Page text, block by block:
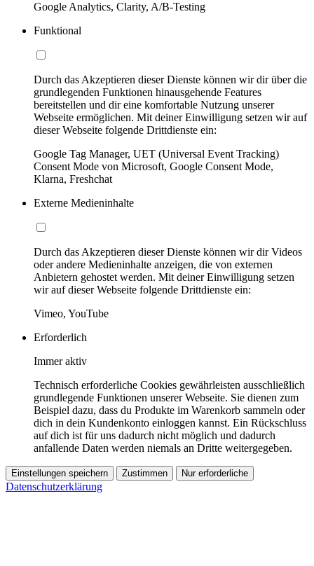
Google Analytics, Clarity, A/B-Testing
Funktional
Durch das Akzeptieren dieser Dienste können wir dir über die
grundlegenden Funktionen hinausgehende Features
bereitstellen und dir eine komfortable Nutzung unserer
Webseite ermöglichen. Mit deiner Einwilligung setzen wir auf
dieser Webseite folgende Drittdienste ein:
Google Tag Manager, UET (Universal Event Tracking)
Consent Mode von Microsoft, Google Consent Mode,
Klarna, Freshchat
Externe Medieninhalte
Durch das Akzeptieren dieser Dienste können wir dir Videos
oder andere Medieninhalte anzeigen, die von externen
Anbietern gehostet werden. Mit deiner Einwilligung setzen
wir auf dieser Webseite folgende Drittdienste ein:
Vimeo, YouTube
Erforderlich
Immer aktiv
Technisch erforderliche Cookies gewährleisten ausschließlich
grundlegende Funktionen unserer Webseite. Sie dienen zum
Beispiel dazu, dass du Produkte im Warenkorb sammeln oder
dich in dein Kundenkonto einloggen kannst. Ein Rückschluss
auf dich ist für uns dadurch nicht möglich und dadurch
anfallende Daten werden niemals an Dritte weitergegeben.
Einstellungen speichern Zustimmen Nur erforderliche
Datenschutzerklärung